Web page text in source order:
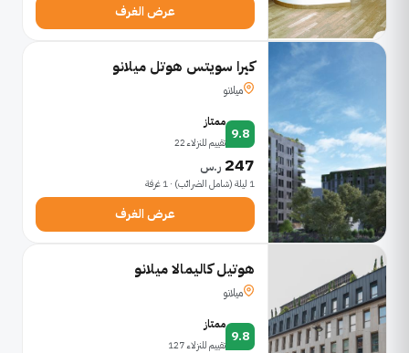
عرض الغرف
كيرا سويتس هوتل ميلانو
ميلانو
9.8
ممتاز
تقييم للنزلاء 22
247 ر.س
1 ليلة (شامل الضرائب) · 1 غرفة
عرض الغرف
هوتيل كاليمالا ميلانو
ميلانو
9.8
ممتاز
تقييم للنزلاء 127